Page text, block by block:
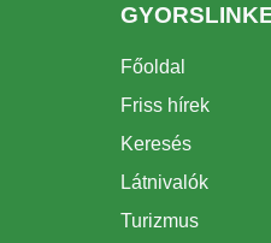
Főoldal
Friss hírek
Keresés
Látnivalók
Turizmus